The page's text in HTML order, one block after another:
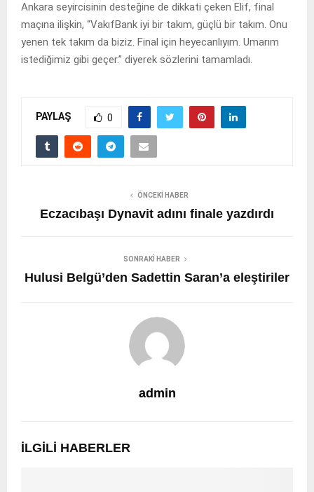
Ankara seyircisinin desteğine de dikkati çeken Elif, final
maçına ilişkin, “VakıfBank iyi bir takım, güçlü bir takım. Onu
yenen tek takım da biziz. Final için heyecanlıyım. Umarım
istediğimiz gibi geçer.” diyerek sözlerini tamamladı.
PAYLAŞ 0
ÖNCEKI HABER
Eczacıbaşı Dynavit adını finale yazdırdı
SONRAKI HABER
Hulusi Belgü’den Sadettin Saran’a eleştiriler
admin
İLGILI HABERLER